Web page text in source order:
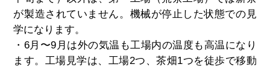
が製造されていません。機械が停止した状態での見
学になります。
・ 6月〜9 月は外の気温も工場内の温度も高温になり
ます。工場見学は、工場2つ、茶畑1つを徒歩で移動